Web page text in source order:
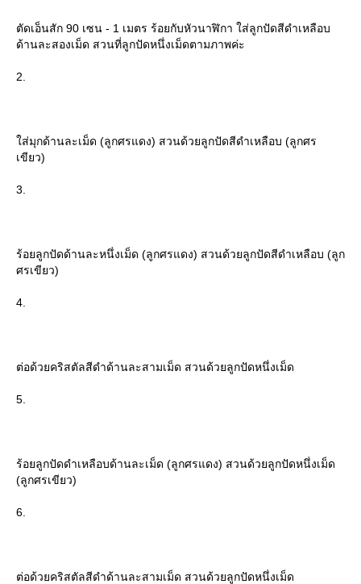
ตัดเอ็นสัก 90 เซน - 1 เมตร ร้อยกับหัวนาฬิกา ใส่ลูกปัดสีดำเหลือบ
ด้านละสองเม็ด สวนที่ลูกปัดหนึ่งเม็ดตามภาพค่ะ
2.
ส่มุกด้านละเม็ด (ลูกศรแดง) สวนด้วยลูกปัดสีดำเหลือบ (ลูกศร
เขียว)
3.
ร้อยลูกปัดด้านละหนึ่งเม็ด (ลูกศรแดง) สวนด้วยลูกปัดสีดำเหลือบ (ลูก
ศรเขียว)
4.
ต่อด้วยคริสตัลสีดำด้านละสามเม็ด สวนด้วยลูกปัดหนึ่งเม็ด
5.
ร้อยลูกปัดดำเหลือบด้านละเม็ด (ลูกศรแดง) สวนด้วยลูกปัดหนึ่งเม็ด
(ลูกศรเขียว)
6.
ต่อด้วยคริสตัลสีดำด้านละสามเม็ด สวนด้วยลูกปัดหนึ่งเม็ด